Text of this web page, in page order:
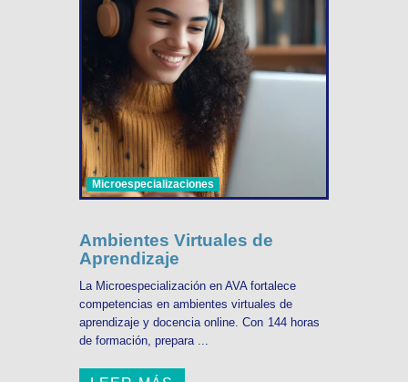
Microespecializaciones
Ambientes Virtuales de
Aprendizaje
La Microespecialización en AVA fortalece
competencias en ambientes virtuales de
aprendizaje y docencia online. Con 144 horas
de formación, prepara ...